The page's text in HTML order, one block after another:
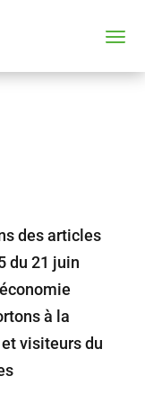
des articles
du 21 juin
à la
visiteurs du